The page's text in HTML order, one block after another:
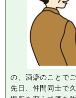
の、酒癖のことで
先日、仲間同士で